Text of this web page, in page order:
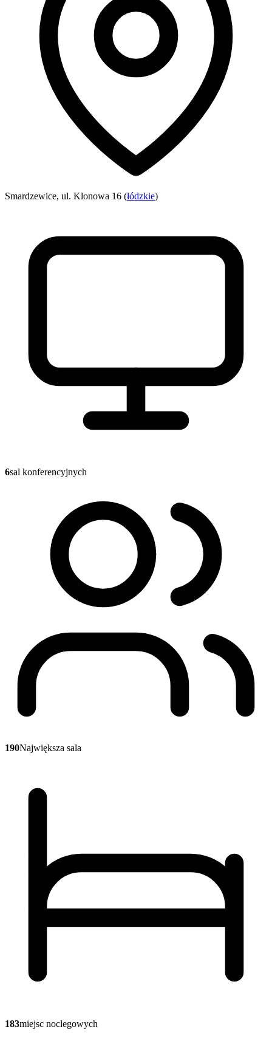
Smardzewice, ul. Klonowa 16 (łódzkie)
6sal konferencyjnych
190Największa sala
183miejsc noclegowych